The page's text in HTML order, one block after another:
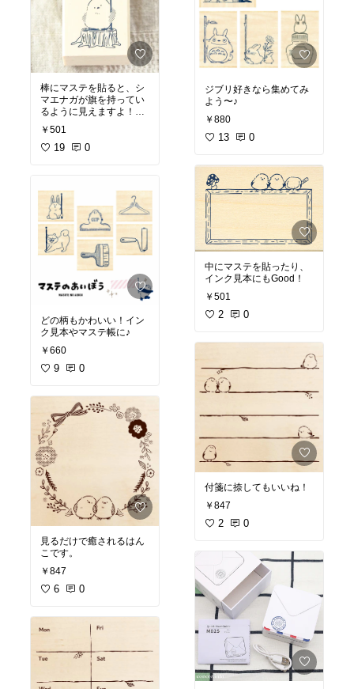
棒にマステを貼ると、シ
マエナガが旗を持ってい
るように見えますよ！ #
オリジナル写真
￥501
19 0
どの柄もかわいい！イン
ク見本やマステ帳に♪
￥660
9 0
見るだけで癒されるはん
こです。
￥847
6 0
ジブリ好きなら集めてみ
よう〜♪
￥880
13 0
中にマステを貼ったり、
インク見本にもGood！
￥501
2 0
付箋に捺してもいいね！
￥847
2 0